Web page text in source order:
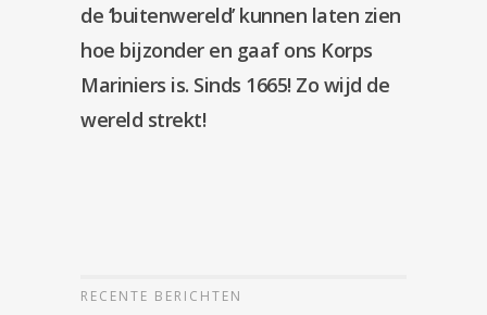
de ‘buitenwereld’ kunnen laten zien
hoe bijzonder en gaaf ons Korps
Mariniers is. Sinds 1665! Zo wijd de
wereld strekt!
RECENTE BERICHTEN